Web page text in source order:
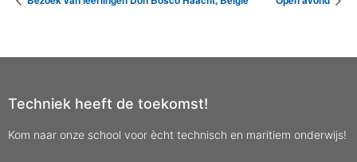
Techniek heeft de toekomst!
Kom naar onze school voor ècht technisch en maritiem onderwijs!